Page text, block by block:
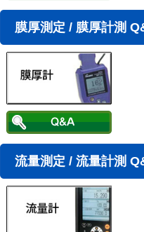
膜厚測定 / 膜厚計測
流量測定 / 流量計測